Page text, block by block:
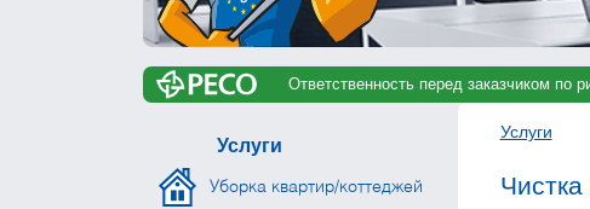
Ответственность перед заказчиком по
Услуги
Уборка квартир/коттеджей
Услуги